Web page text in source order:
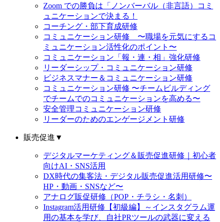
Zoom での勝負は「ノンバーバル（非言語）コミ
ュニケーションで決まる！
コーチング・部下育成研修
コミュニケーション研修 〜職場を元気にするコ
ミュニケーション活性化のポイント〜
コミュニケーション「報・連・相」強化研修
リーダーシップ・コミュニケーション研修
ビジネスマナー＆コミュニケーション研修
コミュニケーション研修 〜チームビルディング
でチームでのコミュニケーションを高める〜
安全管理コミュニケーション研修
リーダーのためのエンゲージメント研修
販売促進 ▼
デジタルマーケティング＆販売促進研修｜初心者
向けAI・SNS活用
DX時代の集客法・デジタル販売促進活用研修〜
HP・動画・SNSなど〜
アナログ販促研修（POP・チラシ・名刺）
Instagram活用研修【初級編】～インスタグラム運
用の基本を学び、自社PRツールの武器に変える